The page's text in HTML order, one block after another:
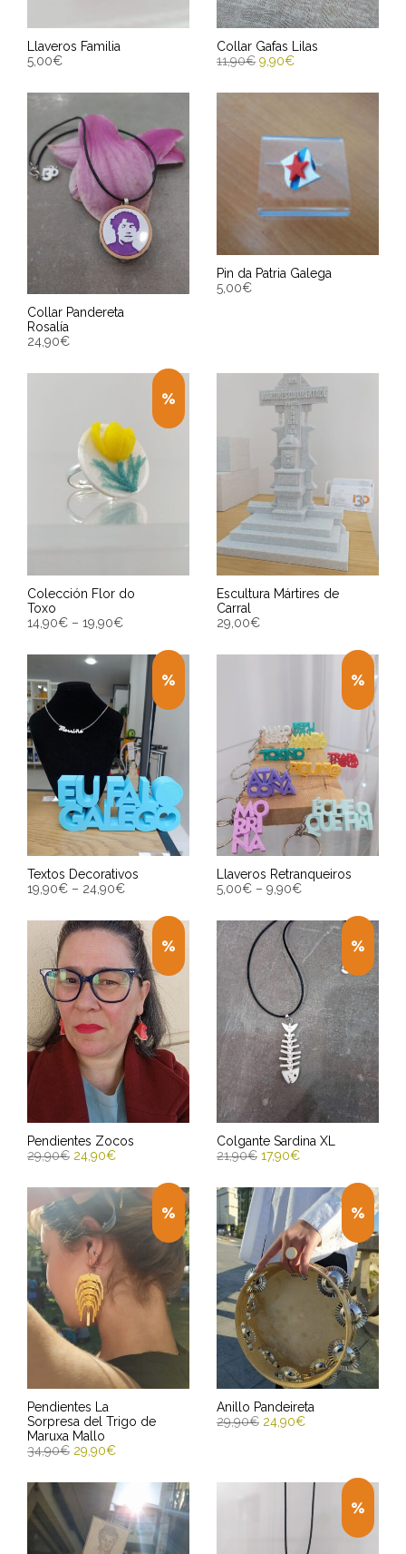
Llaveros Familia
5,00€
SELECCIONAR OPCIONES
Entrega Estimada entre
10/08/2026 - 12/08/2026
Collar Gafas Lilas
11,90€ 9,90€
10/08/2026 - 12/08/2026
Collar Pandereta
Rosalía
24,90€
AÑADIR AL CARRITO
10/08/2026 - 12/08/2026
Pin da Patria Galega
5,00€
10/08/2026 - 12/08/2026
Colección Flor do
Toxo
14,90€ – 19,90€
SELECCIONAR OPCIONES
Entrega Estimada entre
10/08/2026 - 12/08/2026
Escultura Mártires de
Carral
29,00€
AÑADIR AL CARRITO
10/08/2026 - 12/08/2026
Textos Decorativos
19,90€ – 24,90€
SELECCIONAR OPCIONES
Entrega Estimada entre
10/08/2026 - 12/08/2026
Llaveros Retranqueiros
5,00€ – 9,90€
SELECCIONAR OPCIONES
Entrega Estimada entre
10/08/2026 - 12/08/2026
Pendientes Zocos
29,90€ 24,90€
SELECCIONAR OPCIONES
Entrega Estimada entre
10/08/2026 - 12/08/2026
Colgante Sardina XL
21,90€ 17,90€
AÑADIR AL CARRITO
Entrega Estimada entre
10/08/2026 - 12/08/2026
Pendientes La
Sorpresa del Trigo de
Maruxa Mallo
34,90€ 29,90€
AÑADIR AL CARRITO
Entrega Estimada entre
10/08/2026 - 12/08/2026
Anillo Pandeireta
29,90€ 24,90€
Entrega Estimada entre
10/08/2026 - 12/08/2026